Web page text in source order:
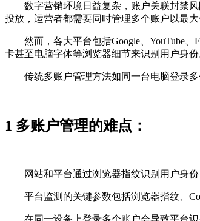
数字营销环境日益复杂，账户关联封禁风
投放，运营者都需要同时管理多个账户以最大
然而，各大平台包括Google、YouTube、
卡甚至电脑字体等浏览器细节来识别用户身份
传统多账户管理方法如同一台电脑登录多
1 多账户管理的难点：
网站和平台通过浏览器指纹识别用户身份
平台监测的关键参数包括浏览器指纹、
在同一设备上登录多个账户会导致平台识